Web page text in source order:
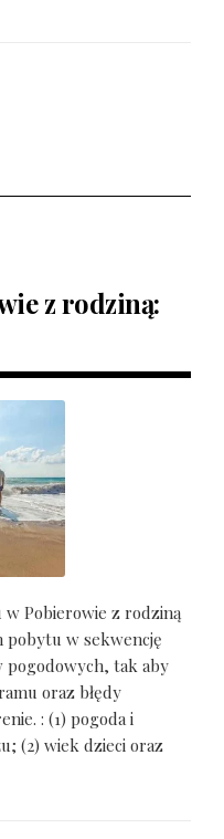
z rodziną:
w Pobierowie z rodziną
pobytu w sekwencję
tak aby
oraz błędy
: (1) pogoda i
(2) wiek dzieci oraz